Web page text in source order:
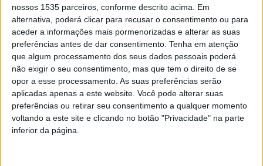
nossos 1535 parceiros, conforme descrito acima. Em
alternativa, poderá clicar para recusar o consentimento ou para
aceder a informações mais pormenorizadas e alterar as suas
preferências antes de dar consentimento. Tenha em atenção
que algum processamento dos seus dados pessoais poderá
não exigir o seu consentimento, mas que tem o direito de se
opor a esse processamento. As suas preferências serão
aplicadas apenas a este website. Você pode alterar suas
preferências ou retirar seu consentimento a qualquer momento
voltando a este site e clicando no botão "Privacidade" na parte
inferior da página.
horário passou a ocupar o dia inteiro, sendo que além
dos treinos de futebol, guarda-redes, força e
elasticidade, os pequenos craques contaram com outras
atividades.
A organização dá conta que, todas as semanas, os jovens
experimentaram modalidades diferentes (ténis, andebol,
voleibol e ginástica) e conheceram personalidades do
mundo do Futebol, como o professor Neca, o árbitro